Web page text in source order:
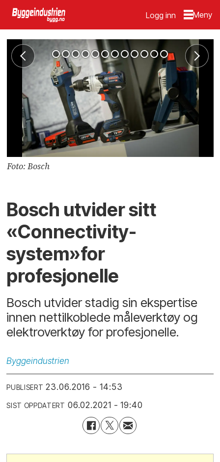
Logg inn
Foto: Bosch
Bosch utvider sitt
«Connectivity-
system»for
profesjonelle
Bosch utvider stadig sin ekspertise
innen nettilkoblede måleverktøy og
elektroverktøy for profesjonelle.
Byggeindustrien
PUBLISERT 23.06.2016 - 14:53
SIST OPPDATERT 06.02.2021 - 19:40